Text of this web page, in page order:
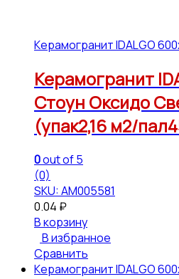
Керамогранит IDALGO
Керамогранит
Стоун Оксидо
(упак2,16 м2/
0out of 5
(0)
SKU: АМ005581
0.04 ₽
В корзину
В избранное
Сравнить
Керамогранит IDALGO